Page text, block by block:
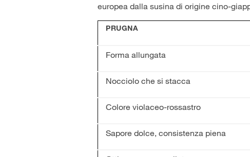
europea dalla susina di origine cino-
PRUGNA
Forma allungata
Nocciolo che si stacca
Colore violaceo-rossastro
Sapore dolce, consistenza piena